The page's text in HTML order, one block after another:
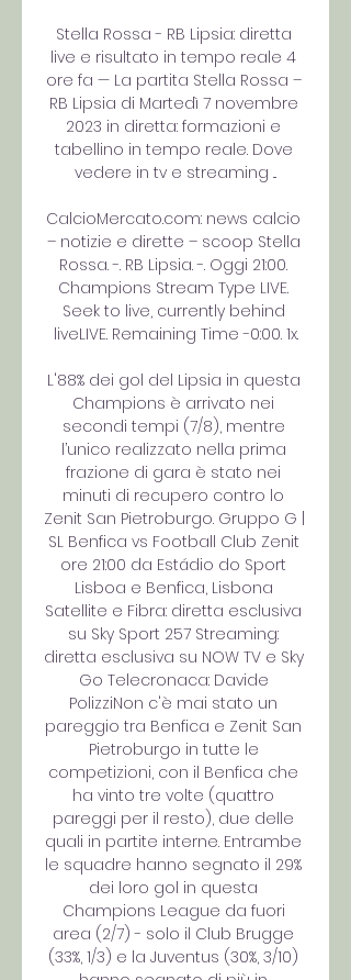
Stella Rossa - RB Lipsia: diretta
live e risultato in tempo reale 4
ore fa — La partita Stella Rossa –
RB Lipsia di Martedì 7 novembre
2023 in diretta: formazioni e
tabellino in tempo reale. Dove
vedere in tv e streaming ...
CalcioMercato.com: news calcio
– notizie e dirette – scoop Stella
Rossa. -. RB Lipsia. -. Oggi 21:00.
Champions Stream Type LIVE.
Seek to live, currently behind
liveLIVE. Remaining Time -0:00. 1x.
L'88% dei gol del Lipsia in questa
Champions è arrivato nei
secondi tempi (7/8), mentre
l’unico realizzato nella prima
frazione di gara è stato nei
minuti di recupero contro lo
Zenit San Pietroburgo. Gruppo G |
SL Benfica vs Football Club Zenit
ore 21:00 da Estádio do Sport
Lisboa e Benfica, Lisbona
Satellite e Fibra: diretta esclusiva
su Sky Sport 257 Streaming:
diretta esclusiva su NOW TV e Sky
Go Telecronaca: Davide
PolizziNon c'è mai stato un
pareggio tra Benfica e Zenit San
Pietroburgo in tutte le
competizioni, con il Benfica che
ha vinto tre volte (quattro
pareggi per il resto), due delle
quali in partite interne. Entrambe
le squadre hanno segnato il 29%
dei loro gol in questa
Champions League da fuori
area (2/7) - solo il Club Brugge
(33%, 1/3) e la Juventus (30%, 3/10)